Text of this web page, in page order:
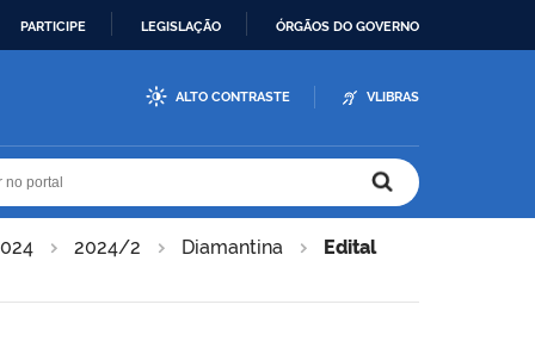
PARTICIPE LEGISLAÇÃO ÓRGÃOS DO GOVERNO
ALTO CONTRASTE VLIBRAS
2024/2 Diamantina Edital